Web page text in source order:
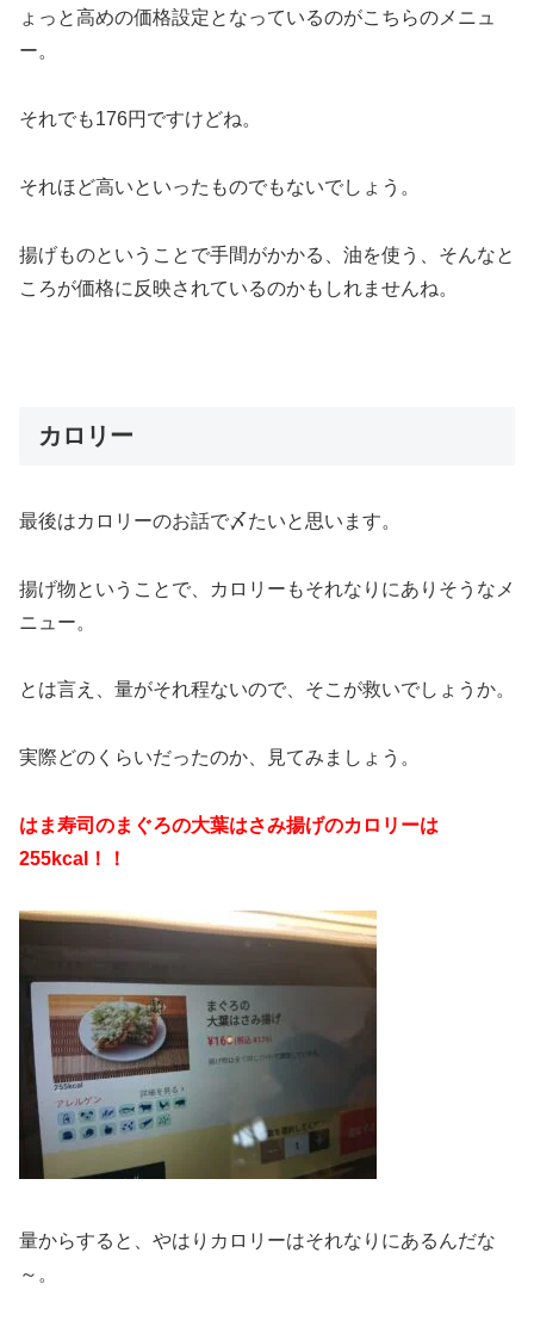
ょっと高めの価格設定となっているのがこちらのメニュ
ー。
それでも176円ですけどね。
それほど高いといったものでもないでしょう。
揚げものということで手間がかかる、油を使う、そんなと
ころが価格に反映されているのかもしれませんね。
カロリー
最後はカロリーのお話で〆たいと思います。
揚げ物ということで、カロリーもそれなりにありそうなメ
ニュー。
とは言え、量がそれ程ないので、そこが救いでしょうか。
実際どのくらいだったのか、見てみましょう。
はま寿司のまぐろの大葉はさみ揚げのカロリーは
255kcal！！
量からすると、やはりカロリーはそれなりにあるんだな
～。